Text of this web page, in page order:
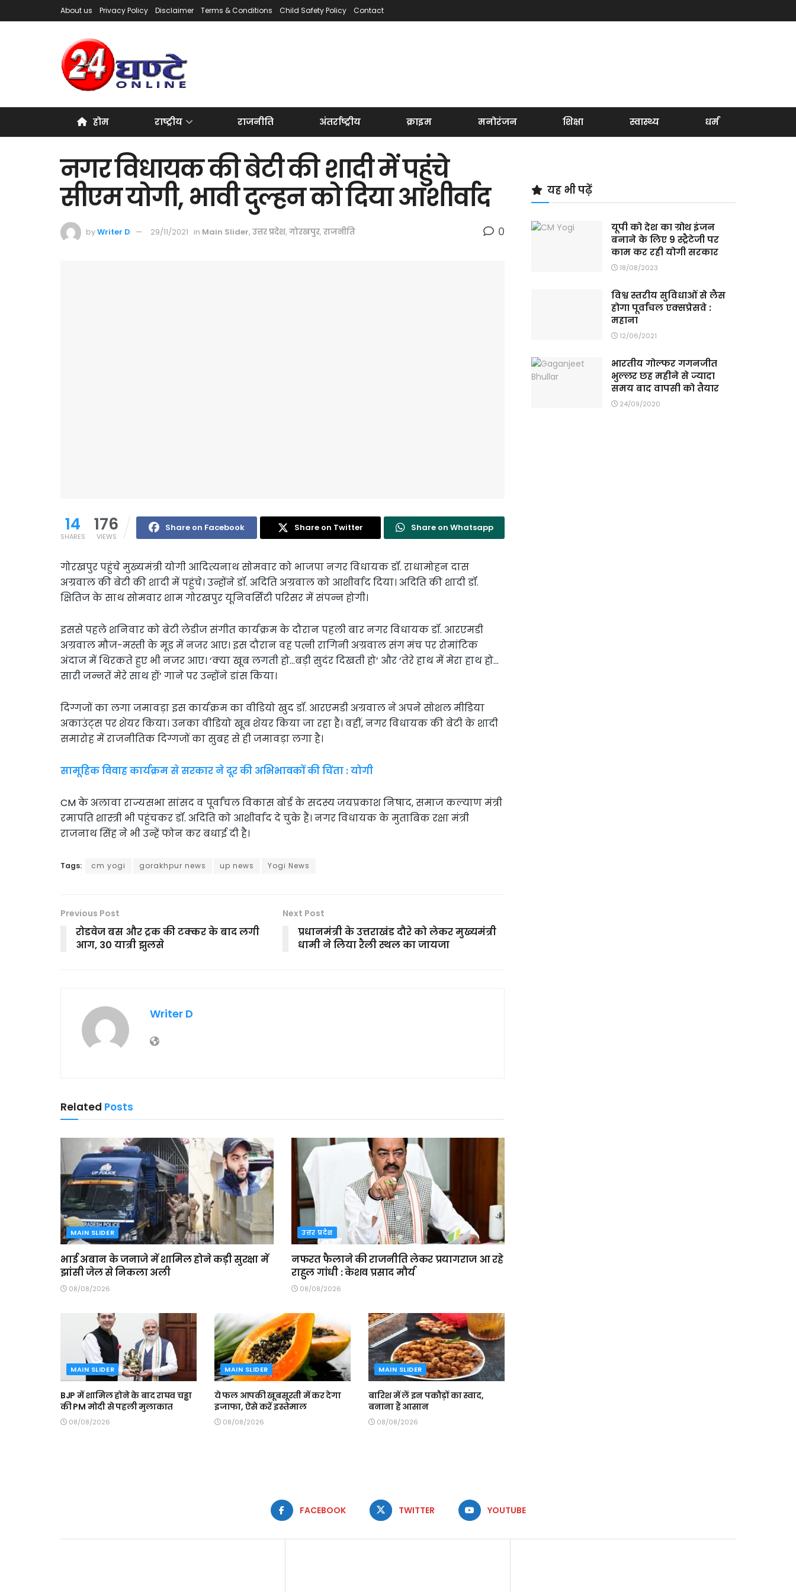
About us Privacy Policy Disclaimer Terms & Conditions Child Safety Policy Contact
होम राष्ट्रीय राजनीति अंतर्राष्ट्रीय क्राइम मनोरंजन शिक्षा स्वास्थ्य धर्म
नगर विधायक की बेटी की शादी में पहुंचे
सीएम योगी, भावी दुल्हन को दिया आशीर्वाद
byWriter D 29/11/2021 in Main Slider, उत्तर प्रदेश, गोरखपुर, राजनीति 0
14
SHARES
176
VIEWS
Share on Facebook Share on Twitter Share on Whatsapp
गोरखपुर पहुंचे मुख्यमंत्री योगी आदित्यनाथ सोमवार को भाजपा नगर विधायक डॉ. राधामोहन दास
अग्रवाल की बेटी की शादी में पहुंचे। उन्होंने डॉ. अदिति अग्रवाल को आशीर्वाद दिया। अदिति की शादी डॉ.
क्षितिज के साथ सोमवार शाम गोरखपुर यूनिवर्सिटी परिसर में संपन्न होगी।
इससे पहले शनिवार को बेटी लेडीज संगीत कार्यक्रम के दौरान पहली बार नगर विधायक डॉ. आरएमडी
अग्रवाल मौज-मस्ती के मूड में नजर आए। इस दौरान वह पत्नी रागिनी अग्रवाल संग मंच पर रोमांटिक
अंदाज में थिरकते हुए भी नजर आए। ‘क्या खूब लगती हो…बड़ी सुदंर दिखती हो’ और ‘तेरे हाथ में मेरा हाथ हो…
सारी जन्नतें मेरे साथ हों’ गाने पर उन्होंने डांस किया।
दिग्गजों का लगा जमावड़ा इस कार्यक्रम का वीडियो खुद डॉ. आरएमडी अग्रवाल ने अपने सोशल मीडिया
अकाउंट्स पर शेयर किया। उनका वीडियो खूब शेयर किया जा रहा है। वहीं, नगर विधायक की बेटी के शादी
समारोह में राजनीतिक दिग्गजों का सुबह से ही जमावड़ा लगा है।
सामूहिक विवाह कार्यक्रम से सरकार ने दूर की अभिभावकों की चिंता : योगी
CM के अलावा राज्यसभा सांसद व पूर्वांचल विकास बोर्ड के सदस्य जयप्रकाश निषाद, समाज कल्याण मंत्री
रमापति शास्त्री भी पहुंचकर डॉ. अदिति को आशीर्वाद दे चुके हैं। नगर विधायक के मुताबिक रक्षा मंत्री
राजनाथ सिंह ने भी उन्हें फोन कर बधाई दी है।
Tags: cm yogi gorakhpur news up news Yogi News
Previous Post
रोडवेज बस और ट्रक की टक्कर के बाद लगी
आग, 30 यात्री झुलसे
Next Post
प्रधानमंत्री के उत्तराखंड दौरे को लेकर मुख्यमंत्री
धामी ने लिया रैली स्थल का जायजा
Writer D
Related Posts
MAIN SLIDER
भाई अबान के जनाजे में शामिल होने कड़ी सुरक्षा में
झांसी जेल से निकला अली
08/08/2026
उत्तर प्रदेश
नफरत फैलाने की राजनीति लेकर प्रयागराज आ रहे
राहुल गांधी : केशव प्रसाद मौर्य
08/08/2026
MAIN SLIDER
BJP में शामिल होने के बाद राघव चड्ढा
की PM मोदी से पहली मुलाकात
08/08/2026
MAIN SLIDER
ये फल आपकी खूबसूरती में कर देगा
इजाफा, ऐसे करें इस्तेमाल
08/08/2026
MAIN SLIDER
बारिश में लें इन पकौड़ों का स्वाद,
बनाना हैं आसान
08/08/2026
यह भी पढ़ें
यूपी को देश का ग्रोथ इंजन
बनाने के लिए 9 स्ट्रैटेजी पर
काम कर रही योगी सरकार
18/08/2023
विश्व स्तरीय सुविधाओं से लैस
होगा पूर्वांचल एक्सप्रेसवे :
महाना
12/06/2021
भारतीय गोल्फर गगनजीत
भुल्लर छह महीने से ज्यादा
समय बाद वापसी को तैयार
24/09/2020
FACEBOOK TWITTER YOUTUBE